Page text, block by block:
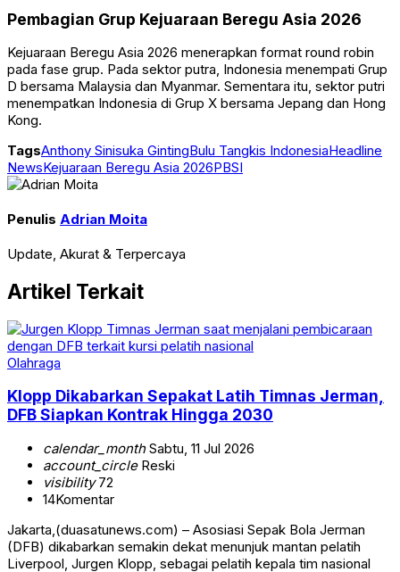
Pembagian Grup Kejuaraan Beregu Asia 2026
Kejuaraan Beregu Asia 2026 menerapkan format round robin
pada fase grup. Pada sektor putra, Indonesia menempati Grup
D bersama Malaysia dan Myanmar. Sementara itu, sektor putri
menempatkan Indonesia di Grup X bersama Jepang dan Hong
Kong.
TagsAnthony Sinisuka GintingBulu Tangkis IndonesiaHeadline
NewsKejuaraan Beregu Asia 2026PBSI
Penulis Adrian Moita
Update, Akurat & Terpercaya
Artikel Terkait
Olahraga
Klopp Dikabarkan Sepakat Latih Timnas Jerman,
DFB Siapkan Kontrak Hingga 2030
calendar_monthSabtu, 11 Jul 2026
account_circleReski
visibility72
14Komentar
Jakarta,(duasatunews.com) – Asosiasi Sepak Bola Jerman
(DFB) dikabarkan semakin dekat menunjuk mantan pelatih
Liverpool, Jurgen Klopp, sebagai pelatih kepala tim nasional